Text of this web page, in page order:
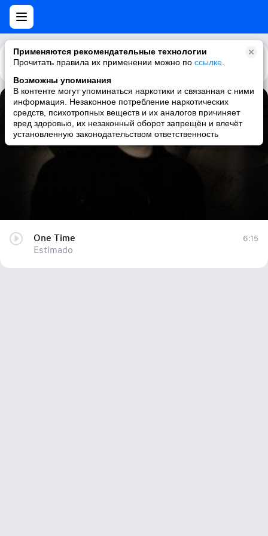
Применяются рекомендательные технологии
Прочитать правила их применении можно по ссылке
Возможны упоминания
В контенте могут упоминаться наркотики и связанная с ними
информация. Незаконное потребление наркотических
средств, психотропных веществ и их аналогов причиняет
вред здоровью, их незаконный оборот запрещён и влечёт
установленную законодательством ответственность
Каталог Рекомендации
One Time
Estimado
One Time
Estimado
6:15